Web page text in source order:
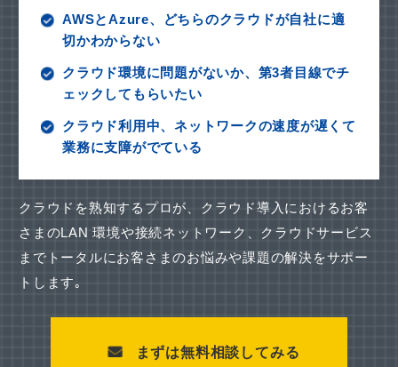
AWSとAzure、どちらのクラウドが自社に適
切かわからない
クラウド環境に問題がないか、第3者目線でチ
ェックしてもらいたい
クラウド利用中、ネットワークの速度が遅くて
業務に支障がでている
クラウドを熟知するプロが、クラウド導入におけるお客
さまのLAN 環境や接続ネットワーク、
クラウドサービス
までトータルにお客さまのお悩みや課題の解決をサポー
トします｡
まずは無料相談してみる